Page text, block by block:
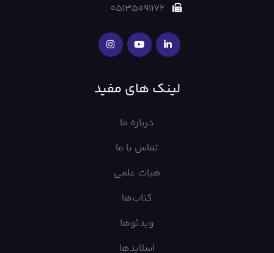
05135091172
لینک های مفید
درباره ما
تماس با ما
هیات علمی
کتاب‌ها
ویدئوها
اسلایدها